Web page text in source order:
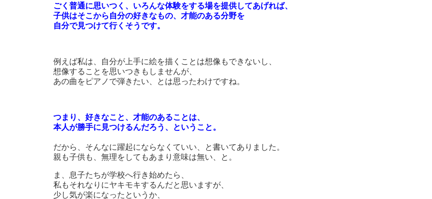
ごく普通に思いつく、いろんな体験をする場を提供してあげれば、
子供はそこから自分の好きなもの、才能のある分野を
自分で見つけて行くそうです。
例えば私は、自分が上手に絵を描くことは想像もできないし、
想像することを思いつきもしませんが、
あの曲をピアノで弾きたい、とは思ったわけですね。
つまり、好きなこと、才能のあることは、
本人が勝手に見つけるんだろう、ということ。
だから、そんなに躍起にならなくていい、と書いてありました。
親も子供も、無理をしてもあまり意味は無い、と。
ま、息子たちが学校へ行き始めたら、
私もそれなりにヤキモキするんだと思いますが、
少し気が楽になったというか、